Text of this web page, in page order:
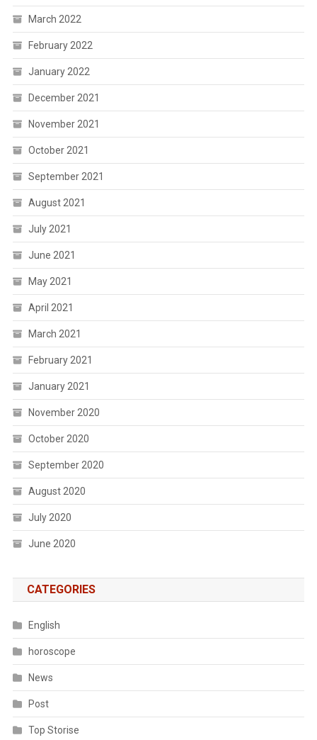
March 2022
February 2022
January 2022
December 2021
November 2021
October 2021
September 2021
August 2021
July 2021
June 2021
May 2021
April 2021
March 2021
February 2021
January 2021
November 2020
October 2020
September 2020
August 2020
July 2020
June 2020
CATEGORIES
English
horoscope
News
Post
Top Storise